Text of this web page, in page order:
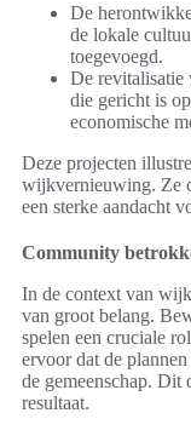
De
de lokale
toegevoegd.
De revitalisatie
die gericht is
economische
Deze projecten
wijkvernieuwing. Ze
een sterke aandacht
Community
In de context van
van groot belang.
spelen een cruciale
ervoor dat de
de gemeenschap. Dit
resultaat.